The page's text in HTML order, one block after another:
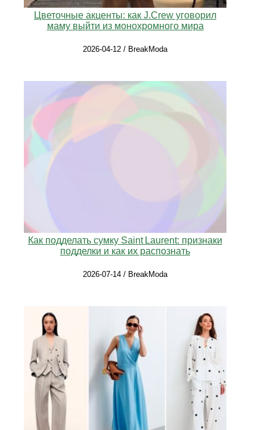
Цветочные акценты: как J.Crew уговорил
маму выйти из монохромного мира
2026-04-12 / BreakModa
Как подделать сумку Saint Laurent: признаки
подделки и как их распознать
2026-07-14 / BreakModa